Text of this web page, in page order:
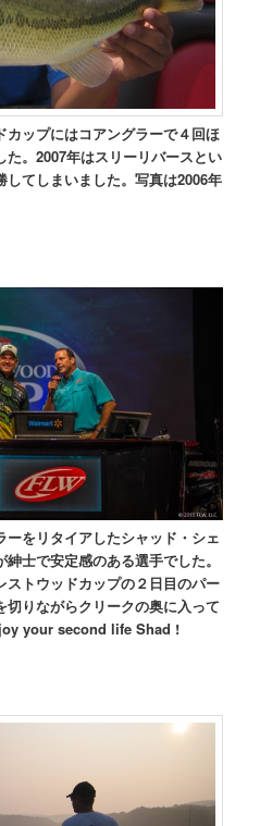
カップにはコアングラーで４回ほ
た。2007年はスリーリバースとい
してしまいました。写真は2006年
をリタイアしたシャッド・シェ
士で安定感のある選手でした。
トウッドカップの２日目のパー
切りながらクリークの奥に入って
your second life Shad !